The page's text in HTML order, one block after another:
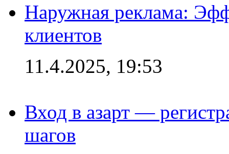
Наружная реклама:
клиентов
11.4.2025, 19:53
Вход в азарт —
шагов